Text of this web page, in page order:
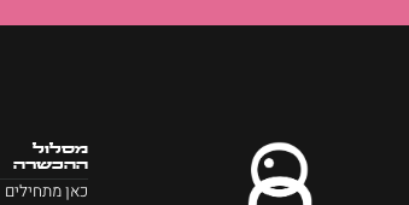
מסלול
ההכשרה
כאן מתחילים